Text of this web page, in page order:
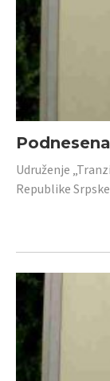
Udruženje
Republike